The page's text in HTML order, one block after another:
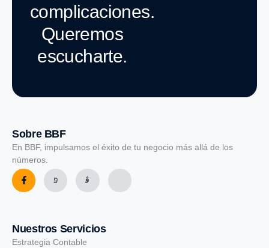
complicaciones.
Queremos
escucharte.
Sobre BBF
En BBF, impulsamos el éxito de tu negocio más allá de los
números.
Nuestros Servicios
Estrategia Contable